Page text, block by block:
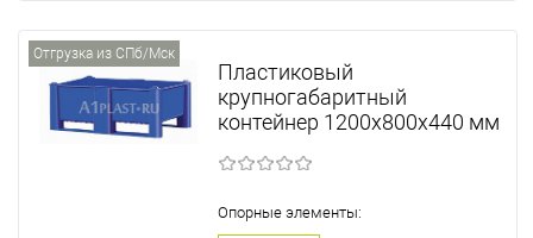
Отгрузка из СПб/Мск
Пластиковый
крупногабаритный
контейнер 1200х800х440 мм
Опорные элементы: